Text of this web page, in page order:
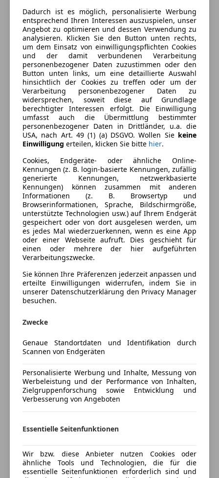
Komfort
Armlehne
Beheizbare Frontscheibe
Einparkhilfe
Einparkhilfe Sensoren hinten
Elektrische Fensterheber
Elektrische Seitenspiegel
Getönte Scheiben
Klimaanlage
Lederlenkrad
Multifunktionslenkrad
Tempomat
Unterhaltung/Media
Bluetooth
Bordcomputer
Radio
USB
Sicherheit
ABS
ESP
Fahrerairbag
Nebelscheinwerfer
Servolenkung
Tagfahrlicht
Wegfahrsperre
Zentralverriegelung mit Funkfernbedienung
Extras
Mehr anzeigen
Farbe und Innenausstattung
Außenfarbe
Grau
Farbe laut Hersteller
Aluminium
Silber/Grey(M2)
Farbe der
Innenausstattung
Schwarz
Innenausstattung Stoff
Fahrzeugbeschreibung
Autos verkaufen kann jeder.
Bei uns erhalten Sie ein Rundum-Service das Ihnen
den Autokauf so leicht wie möglich macht.
Hiermit bieten wir Ihnen einen top
servicegepflegten Opel Vivaro Kasten L2H1 2,9t aus
Erstbesitz zum Kauf an.
Gesamtgewicht: 3040kg -- Nutzlast: 1087kg --
Anhängelast: 2000kg
-Serviceheft
-MWST. Ausweisbar
-Klimaanlage
-Einparkhilfe
-Schiebetüre rechts
-usw..
Standort: Wiener Neustädterstraße 9
Mehr anzeigen
Preisbewertung
Mehr anzeigen
Versicherung
Kfz-Versicherung
Versicherungsschutz an Ihre Bedürfnisse
anpassen
Dadurch ist es möglich, personalisierte Werbung
entsprechend Ihren Interessen auszuspielen, unser
Angebot zu optimieren und dessen Verwendung zu
analysieren. Klicken Sie den Button unten rechts,
um dem Einsatz von einwilligungspflichten Cookies
und der damit verbundenen Verarbeitung
personenbezogener Daten zuzustimmen oder den
Button unten links, um eine detaillierte Auswahl
hinsichtlich der Cookies zu treffen oder um der
Verarbeitung personenbezogener Daten zu
widersprechen, soweit diese auf Grundlage
berechtigter Interessen erfolgt. Die Einwilligung
umfasst auch die Übermittlung bestimmter
personenbezogener Daten in Drittländer, u.a. die
USA, nach Art. 49 (1) (a) DSGVO. Wollen Sie keine
Einwilligung erteilen, klicken Sie bitte hier.
Cookies, Endgeräte- oder ähnliche Online-
Kennungen (z. B. login-basierte Kennungen, zufällig
generierte Kennungen, netzwerkbasierte
Kennungen) können zusammen mit anderen
Informationen (z. B. Browsertyp und
Browserinformationen, Sprache, Bildschirmgröße,
unterstützte Technologien usw.) auf Ihrem Endgerät
gespeichert oder von dort ausgelesen werden, um
es jedes Mal wiederzuerkennen, wenn es eine App
oder einer Webseite aufruft. Dies geschieht für
einen oder mehrere der hier aufgeführten
Verarbeitungszwecke.
Sie können Ihre Präferenzen jederzeit anpassen und
erteilte Einwilligungen widerrufen, indem Sie in
unserer Datenschutzerklärung den Privacy Manager
besuchen.
Zwecke
Genaue Standortdaten und Identifikation durch
Scannen von Endgeräten
Personalisierte Werbung und Inhalte, Messung von
Werbeleistung und der Performance von Inhalten,
Zielgruppenforschung sowie Entwicklung und
Verbesserung von Angeboten
Essentielle Seitenfunktionen
Wir bzw. diese Anbieter nutzen Cookies oder
ähnliche Tools und Technologien, die für die
essentielle Seitenfunktionen erforderlich sind und